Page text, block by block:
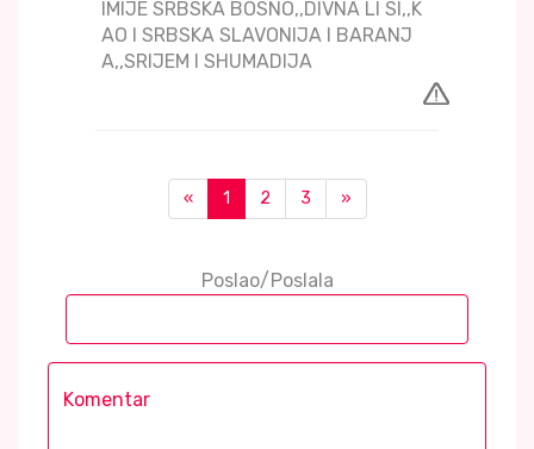
IMIJE SRBSKA BOSNO,,DIVNA LI SI,,K
AO I SRBSKA SLAVONIJA I BARANJ
A,,SRIJEM I SHUMADIJA
« 1 2 3 »
Poslao/Poslala